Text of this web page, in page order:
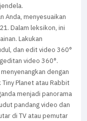
Anda, menyesuaikan
Dalam leksikon, ini
Lakukan
dan edit video 360°
video 360°.
dengan
Planet atau Rabbit
menjadi panorama
pandang video dan
di TV atau pemutar